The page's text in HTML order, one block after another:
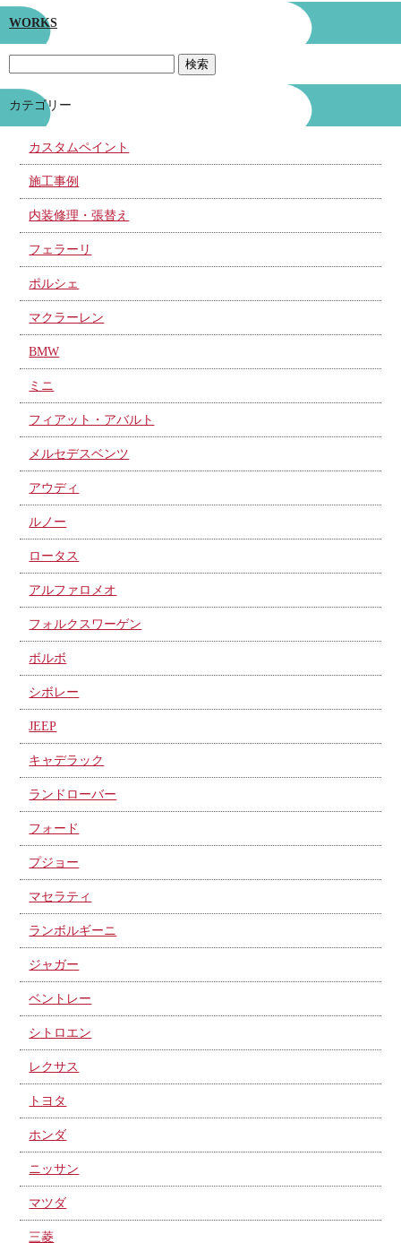
WORKS
カテゴリー
カスタムペイント
施工事例
内装修理・張替え
フェラーリ
ポルシェ
マクラーレン
BMW
ミニ
フィアット・アバルト
メルセデスベンツ
アウディ
ルノー
ロータス
アルファロメオ
フォルクスワーゲン
ボルボ
シボレー
JEEP
キャデラック
ランドローバー
フォード
プジョー
マセラティ
ランボルギーニ
ジャガー
ベントレー
シトロエン
レクサス
トヨタ
ホンダ
ニッサン
マツダ
三菱